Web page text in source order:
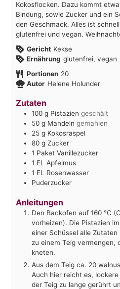
Kokosflocken. Dazu kommt
Bindung, sowie Zucker und ein
den Geschmack. Alles ist
glutenfrei und vegan.
Gericht Kekse
Ernährung glutenfrei, vegan
Portionen 20
Autor Helene Holunder
Zutaten
100 g Pistazien geschält
50 g Mandeln gemahlen
25 g Kokosraspel
80 g Zucker
1 Paket Vanillezucker
1 EL Apfelmus
1 EL Rosenwasser
Puderzucker
Anleitungen
Den Backofen auf 160 °C
vorheizen). Die Pistazien
einer Schüssel alle
zu einem Teig vermengen,
kneten.
Aus dem Teig ca. 20
Auch hier reicht es,
der Teig zu lange gerührt